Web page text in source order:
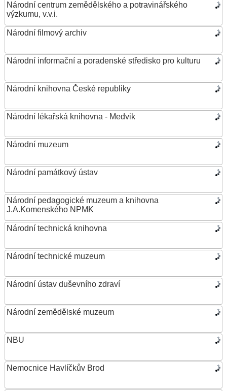
Národní centrum zemědělského a potravinářského
výzkumu, v.v.i.
Národní filmový archiv
Národní informační a poradenské středisko pro kulturu
Národní knihovna České republiky
Národní lékařská knihovna - Medvik
Národní muzeum
Národní památkový ústav
Národní pedagogické muzeum a knihovna
J.A.Komenského NPMK
Národní technická knihovna
Národní technické muzeum
Národní ústav duševního zdraví
Národní zemědělské muzeum
NBU
Nemocnice Havlíčkův Brod